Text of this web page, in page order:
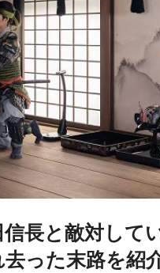
信長と敵対して
去った末路を紹